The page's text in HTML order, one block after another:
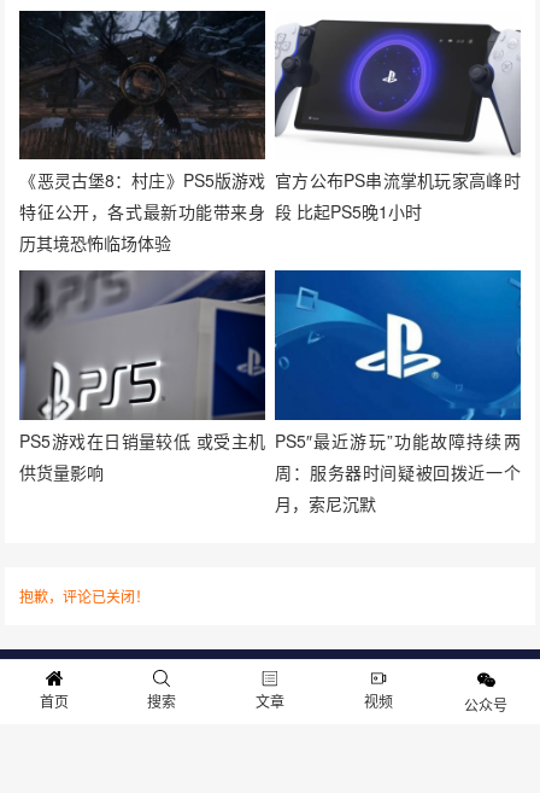
《恶灵古堡8：村庄》PS5版游戏
特征公开，各式最新功能带来身
历其境恐怖临场体验
官方公布PS串流掌机玩家高峰时
段 比起PS5晚1小时
PS5游戏在日销量较低 或受主机
供货量影响
PS5″最近游玩”功能故障持续两
周：服务器时间疑被回拨近一个
月，索尼沉默
抱歉，评论已关闭！
关于我们 寻求报道 投稿须知 商务合作 版权申明
联系我们
首页 搜索 文章 视频 公众号